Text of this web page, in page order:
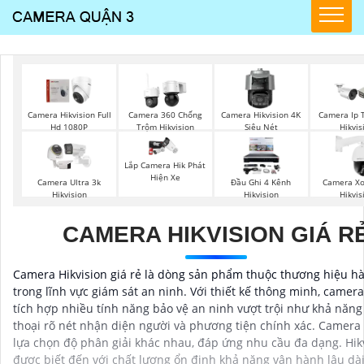
Camera Hikvision Full
Hd 1080P
Camera 360 Chống
Trộm Hikvision
Camera Hikvision 4K
Siêu Nét
Camera Ip
Camera Ultra 3k
Hikvision
Lắp Camera Hik Phát
Hiện Xe
Đầu Ghi 4 Kênh
Hikvision
Camera
CAMERA HIKVISION GIÁ
Camera Hikvision giá rẻ là dòng sản phẩm thuộc thương hiệu
trong lĩnh vực giám sát an ninh. Với thiết kế thông minh,
tích hợp nhiều tính năng bảo vệ an ninh vượt trội như khả
thoại rõ nét nhận diện người và phương tiện chính xác.
lựa chọn độ phân giải khác nhau, đáp ứng nhu cầu đa dạng.
được biết đến với chất lượng ổn định khả năng vận hành lâu